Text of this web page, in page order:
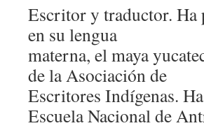
Escritor y traductor. Ha
en su lengua
materna, el maya
de la Asociación de
Escritores Indígenas.
Escuela Nacional de